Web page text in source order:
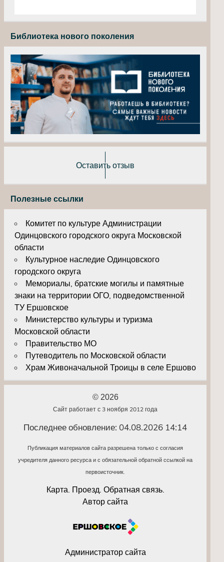
Библиотека нового поколения
Оставить отзыв
Полезные ссылки
Комитет по культуре Администрации
Одинцовского городского округа Московской
области
Культурное наследие Одинцовского
городского округа
Мемориалы, братские могилы и памятные
знаки на территории ОГО, подведомственной
ТУ Ершовское
Министерство культуры и туризма
Московской области
Правительство МО
Путеводитель по Московской области
Храм Живоначальной Троицы в селе Ершово
© 2026
Сайт работает с 3 ноября 2012 года
Последнее обновление: 04.08.2026 14:14
Публикация материалов сайта разрешена только с согласия
учредителя данного ресурса и с обязательной обратной ссылкой на
первоисточник.
Карта. Проезд. Обратная связь.
Автор сайта
Администратор сайта